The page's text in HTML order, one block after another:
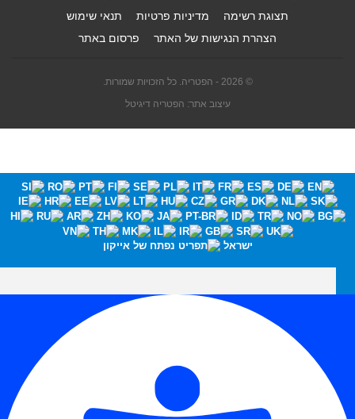
תצוגת רשימה
מדיניות פרטיות
תנאי שימוש
הצהרת הנגישות של האתר
פרסום באתר
© 2026 - הפטריה. כל הזכויות שמורות.
עיצוב אתר: הפטריה דיגיטל
ישראל